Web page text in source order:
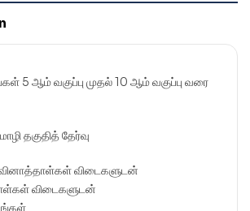
5 ஆம் வகுப்பு முதல் 10 ஆம் வகுப்பு வரை
தகுதித் தேர்வு
வினாத்தாள்கள் விடைகளுடன்
விடைகளுடன்